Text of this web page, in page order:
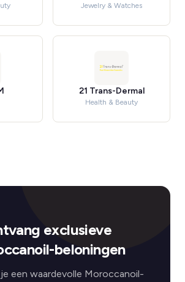
Jewelry & Watches
21 Trans-Dermal
Health & Beauty
exclusieve
beloningen
een waardevolle Moroccanoil-